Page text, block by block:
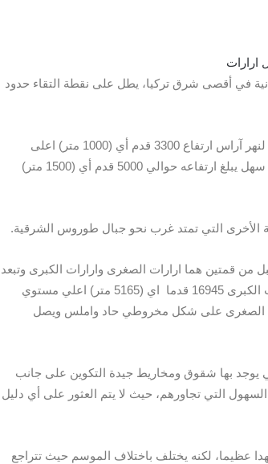
في أقصى شرق تركيا، يطل على نقطة التقاء حدود
يرتفع منحدرات ارارات الشمالية والشرقية من السهل الغرين لنهر آراس ارتفاع 3300 قدم أي (1000 متر) اعلى
سطح البحر، بينما ترتفع منحدرات ارارت الجنوبية الغربية من سهل يبلغ ارتفاعه حوالي 5000 قدم أي (1500 متر)
التي تمتد غرب نحو جبال طوروس الشرقية.
ميل (40كم) حيث يتكون الجبل من قمتين هما ارارات الصغرى وارارات الكبرى وتبعد
قمة كليهما ما يقرب 7 أميال (11كم)، يصل ارتفاع قمة ارارات الكبرى 16945 قدما اي (5165 متر) اعلي مستوي
الصغرى على شكل مخروطي حاد واملس ويصل
يوجد بها شقوق ومخاريط جيدة التكوين على جانب
يقرب من 14000 قم اي (4300 متر) فوق السهول التي تجاورهم، حيث لا يتم العثور على أي دليل
عظيما، لكنه يختلف باختلاف الموسم حيث تتراجع